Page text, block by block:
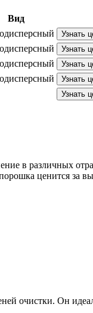
Вид
Узнать
Узнать
Узнать
Узнать
Узнать
в различных
ценится за
очистки. Он